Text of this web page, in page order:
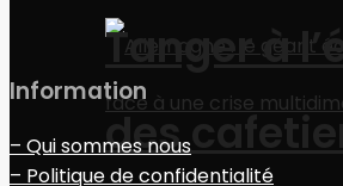
Tanger à
des
Information
– Qui sommes nous
– Politique de confidentialité